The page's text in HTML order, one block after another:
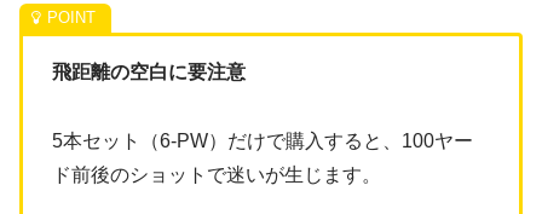
飛距離の空白に要注意
5本セット（6-PW）だけで購入すると、100ヤー
ド前後のショットで迷いが生じます。